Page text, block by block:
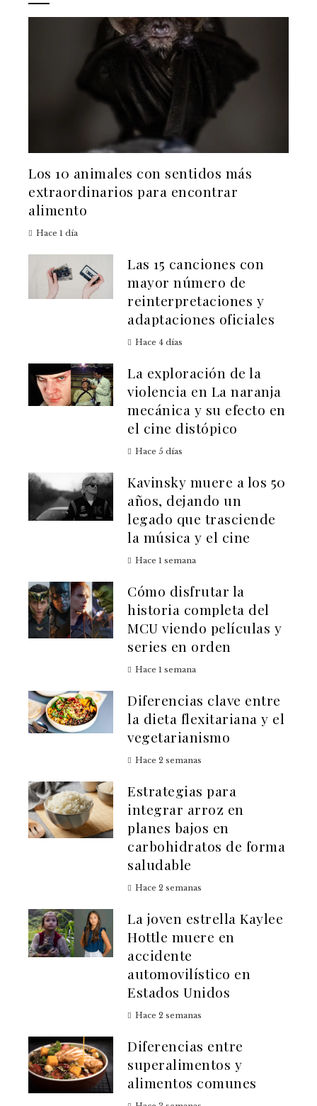
Los 10 animales con sentidos más
extraordinarios para encontrar
alimento
Hace 1 día
Las 15 canciones con
mayor número de
reinterpretaciones y
adaptaciones oficiales
Hace 4 días
La exploración de la
violencia en La naranja
mecánica y su efecto en
el cine distópico
Hace 5 días
Kavinsky muere a los 50
años, dejando un
legado que trasciende
la música y el cine
Hace 1 semana
Cómo disfrutar la
historia completa del
MCU viendo películas y
series en orden
Hace 1 semana
Diferencias clave entre
la dieta flexitariana y el
vegetarianismo
Hace 2 semanas
Estrategias para
integrar arroz en
planes bajos en
carbohidratos de forma
saludable
Hace 2 semanas
La joven estrella Kaylee
Hottle muere en
accidente
automovilístico en
Estados Unidos
Hace 2 semanas
Diferencias entre
superalimentos y
alimentos comunes